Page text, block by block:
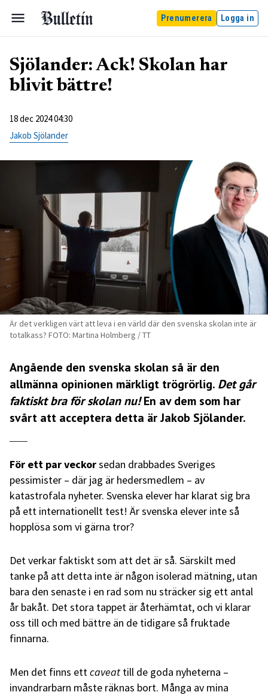
Prenumerera Logga in
Sjölander: Ack! Skolan har
blivit bättre!
18 dec 2024 04:30
Jakob Sjölander
Är det verkligen värt att leva i en värld där den svenska skolan inte är
totalkass? FOTO: Martina Holmberg / TT
Angående den svenska skolan så är den
allmänna opinionen märkligt trögrörlig. Det går
faktiskt bra för skolan nu!En av dem som har
svårt att acceptera detta är Jakob Sjölander.
För ett par veckorsedan drabbades Sveriges
pessimister – där jag är hedersmedlem – av
katastrofala nyheter. Svenska elever har klarat sig bra
på ett internationellt test! Är svenska elever inte så
hopplösa som vi gärna tror?
Det verkar faktiskt som att det är så. Särskilt med
tanke på att detta inte är någon isolerad mätning, utan
bara den senaste i en rad som nu sträcker sig ett antal
år bakåt. Det stora tappet är återhämtat, och vi klarar
oss till och med bättre än de tidigare så fruktade
finnarna.
Men det finns ettcaveat till de goda nyheterna –
invandrarbarn måste räknas bort. Många av mina